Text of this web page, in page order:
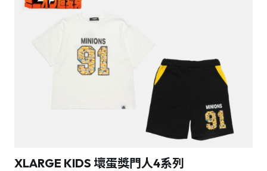
XLARGE KIDS 壞蛋獎門人4系列